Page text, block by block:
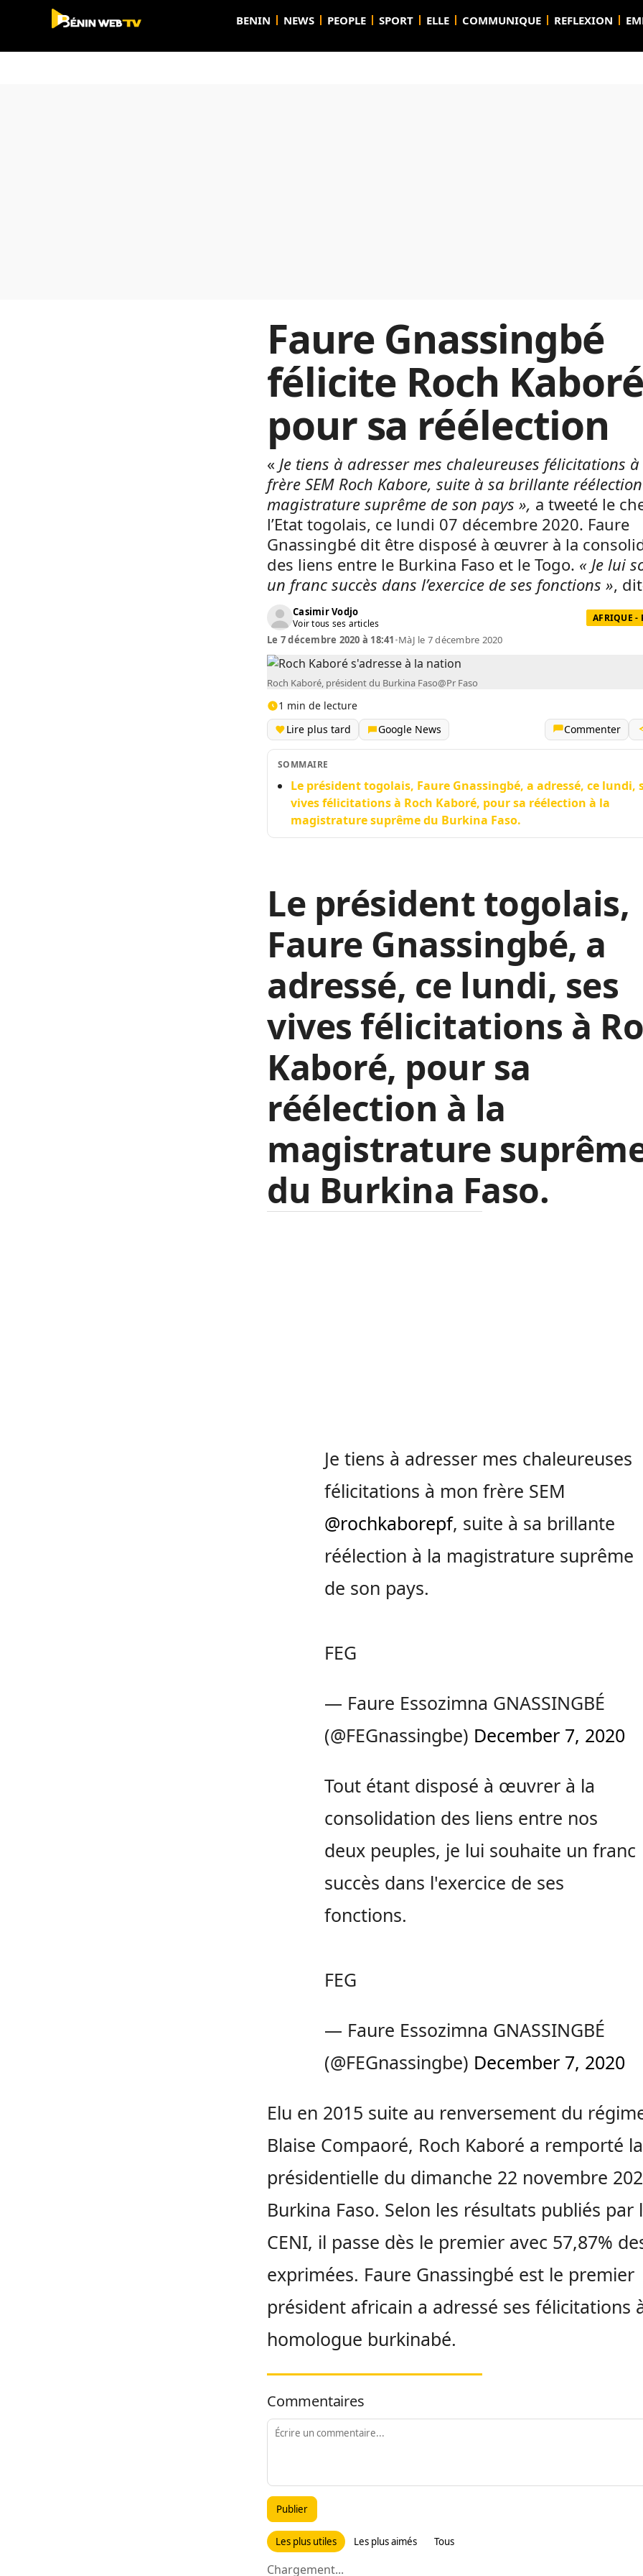
BENIN NEWS PEOPLE SPORT ELLE COMMUNIQUE REFLEXION
Faure Gnassingbé
félicite Roch Kaboré
pour sa réélection
« Je tiens à adresser mes chaleureuses félicitations
frère SEM Roch Kabore, suite à sa brillante
magistrature suprême de son pays », a tweeté le
l’Etat togolais, ce lundi 07 décembre 2020. Faure
Gnassingbé dit être disposé à œuvrer à la
des liens entre le Burkina Faso et le Togo. « Je lui
un franc succès dans l’exercice de ses fonctions »,
Casimir Vodjo
Voir tous ses articles AFRIQUE -
Le 7 décembre 2020 à 18:41•MàJ le 7 décembre 2020
Roch Kaboré, président du Burkina Faso@Pr Faso
1 min de lecture
Lire plus tard
Google News Commenter
SOMMAIRE
Le président togolais, Faure Gnassingbé, a adressé, ce lundi,
vives félicitations à Roch Kaboré, pour sa réélection à la
magistrature suprême du Burkina Faso.
Le président togolais,
Faure Gnassingbé, a
adressé, ce lundi, ses
vives félicitations à
Kaboré, pour sa
réélection à la
magistrature
du Burkina Faso.
Je tiens à adresser mes chaleureuses
félicitations à mon frère SEM
@rochkaborepf, suite à sa brillante
réélection à la magistrature suprême
de son pays.
FEG
— Faure Essozimna GNASSINGBÉ
(@FEGnassingbe) December 7, 2020
Tout étant disposé à œuvrer à la
consolidation des liens entre nos
deux peuples, je lui souhaite un franc
succès dans l'exercice de ses
fonctions.
FEG
— Faure Essozimna GNASSINGBÉ
(@FEGnassingbe) December 7, 2020
Elu en 2015 suite au renversement du
Blaise Compaoré, Roch Kaboré a remporté la
présidentielle du dimanche 22 novembre
Burkina Faso. Selon les résultats publiés par
CENI, il passe dès le premier avec 57,87%
exprimées. Faure Gnassingbé est le premier
président africain a adressé ses félicitations
homologue burkinabé.
Commentaires
Publier
Les plus utiles Les plus aimés Tous
Chargement...